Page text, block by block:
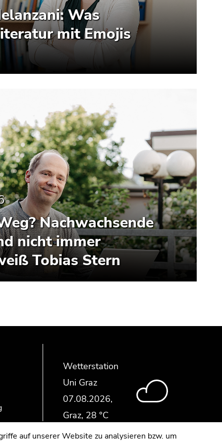
Was
mit Emojis
Nachwachsende
nicht immer
Tobias Stern
Wetterstation
Uni Graz
auf unserer Website zu analysieren bzw. um